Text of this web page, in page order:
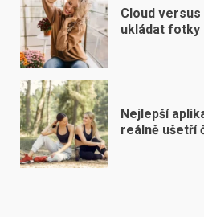
Cloud
ukládat fotky
Nejlepší
reálně ušetří